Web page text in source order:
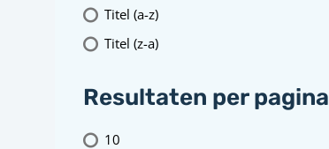
Titel (a-z)
Titel (z-a)
Resultaten per pagina
10